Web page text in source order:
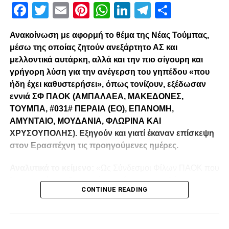
Facebook
Twitter
EmailPinterest
WhatsApp
LinkedIn
Telegram
Ανακοίνωση με αφορμή το θέμα της Νέας Τούμπας,
μέσω της οποίας ζητούν ανεξάρτητο ΑΣ και
μελλοντικά αυτάρκη, αλλά και την πιο σίγουρη και
γρήγορη λύση για την ανέγερση του γηπέδου «που
ήδη έχει καθυστερήσει», όπως τονίζουν, εξέδωσαν
εννιά ΣΦ ΠΑΟΚ (ΑΜΠΑΛΑΕΑ, ΜΑΚΕΔΟΝΕΣ,
ΤΟΥΜΠΑ, #031# ΠΕΡΑΙΑ (ΕΟ), ΕΠΑΝΟΜΗ,
ΑΜΥΝΤΑΙΟ, ΜΟΥΔΑΝΙΑ, ΦΛΩΡΙΝΑ ΚΑΙ
ΧΡΥΣΟΥΠΟΛΗΣ). Εξηγούν και γιατί έκαναν επίσκεψη
στον Ερασιτέχνη τις προηγούμενες ημέρες.
λειτουργούμε καθημερινά με γνώμωνα το καλό του
Δικεφάλου και μόνο, αισθανόμαστε την ανάγκη να
όψη των 100 ετών τα διοικητικά εσωπροβλήματα του
CONTINUE READING